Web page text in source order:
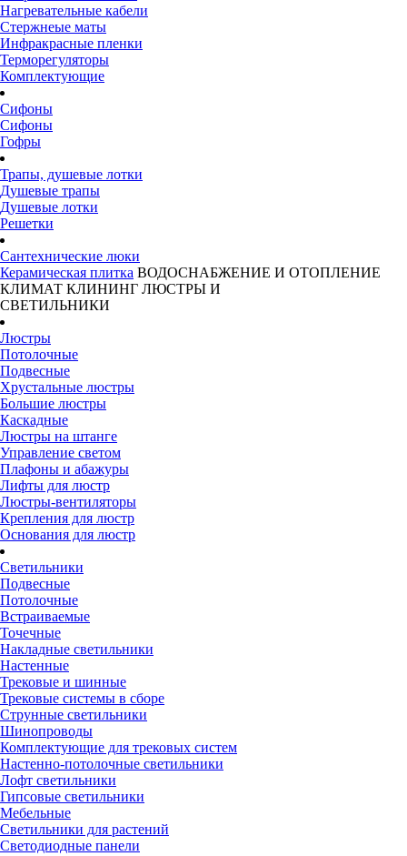
Нагревательные кабели
Стержнеые маты
Инфракрасные пленки
Терморегуляторы
Комплектующие
Сифоны
Сифоны
Гофры
Трапы, душевые лотки
Душевые трапы
Душевые лотки
Решетки
Сантехнические люки
Керамическая плитка ВОДОСНАБЖЕНИЕ И ОТОПЛЕНИЕ
КЛИМАТ КЛИНИНГ ЛЮСТРЫ И
СВЕТИЛЬНИКИ
Люстры
Потолочные
Подвесные
Хрустальные люстры
Большие люстры
Каскадные
Люстры на штанге
Управление светом
Плафоны и абажуры
Лифты для люстр
Люстры-вентиляторы
Крепления для люстр
Основания для люстр
Светильники
Подвесные
Потолочные
Встраиваемые
Точечные
Накладные светильники
Настенные
Трековые и шинные
Трековые системы в сборе
Струнные светильники
Шинопроводы
Комплектующие для трековых систем
Настенно-потолочные светильники
Лофт светильники
Гипсовые светильники
Мебельные
Светильники для растений
Светодиодные панели